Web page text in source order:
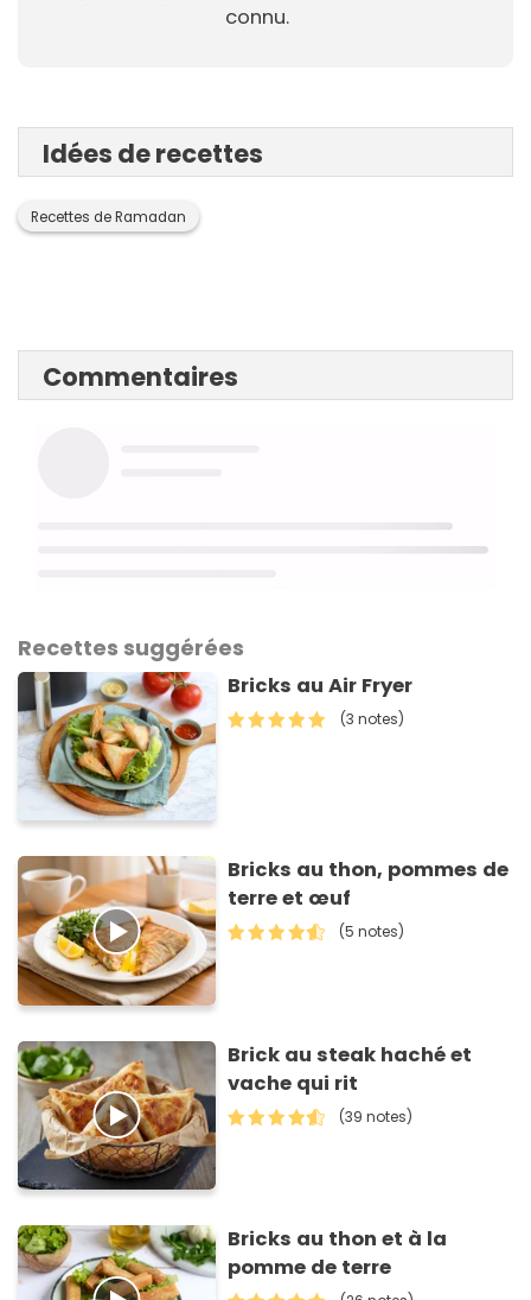
connu.
Idées de recettes
Recettes de Ramadan
Commentaires
Recettes suggérées
Bricks au Air Fryer
(3 notes)
Bricks au thon, pommes de
terre et œuf
(5 notes)
Brick au steak haché et
vache qui rit
(39 notes)
Bricks au thon et à la
pomme de terre